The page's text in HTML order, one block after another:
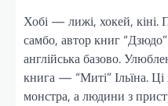
Хобі — лижі, хокей,
самбо, автор книг
англійська базово.
книга — “Миті” Ільїна.
монстра, а людини з